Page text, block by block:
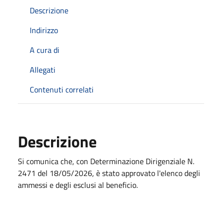
Descrizione
Indirizzo
A cura di
Allegati
Contenuti correlati
Descrizione
Si comunica che, con Determinazione Dirigenziale N.
2471 del 18/05/2026, è stato approvato l'elenco degli
ammessi e degli esclusi al beneficio.